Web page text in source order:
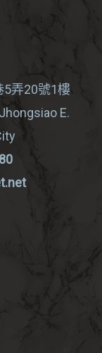
5弄20號1樓
E.